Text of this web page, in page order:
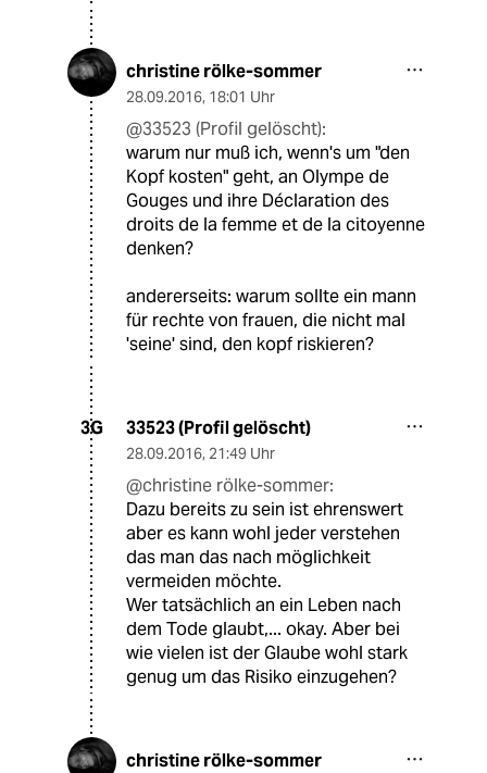
christine rölke-sommer
28.09.2016, 18:01 Uhr
@33523 (Profil gelöscht):
warum nur muß ich, wenn's um "den
Kopf kosten" geht, an Olympe de
Gouges und ihre Déclaration des
droits de la femme et de la citoyenne
denken?
andererseits: warum sollte ein mann
für rechte von frauen, die nicht mal
'seine' sind, den kopf riskieren?
3G 33523 (Profil gelöscht)
28.09.2016, 21:49 Uhr
@christine rölke-sommer:
Dazu bereits zu sein ist ehrenswert
aber es kann wohl jeder verstehen
das man das nach möglichkeit
vermeiden möchte.
Wer tatsächlich an ein Leben nach
dem Tode glaubt,... okay. Aber bei
wie vielen ist der Glaube wohl stark
genug um das Risiko einzugehen?
christine rölke-sommer